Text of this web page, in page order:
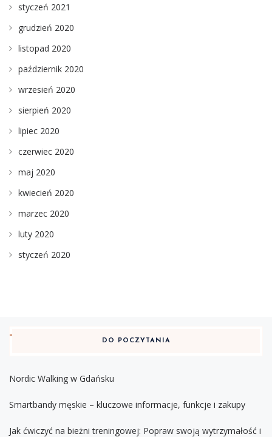
styczeń 2021
grudzień 2020
listopad 2020
październik 2020
wrzesień 2020
sierpień 2020
lipiec 2020
czerwiec 2020
maj 2020
kwiecień 2020
marzec 2020
luty 2020
styczeń 2020
DO POCZYTANIA
Nordic Walking w Gdańsku
Smartbandy męskie – kluczowe informacje, funkcje i zakupy
Jak ćwiczyć na bieżni treningowej: Popraw swoją wytrzymałość i